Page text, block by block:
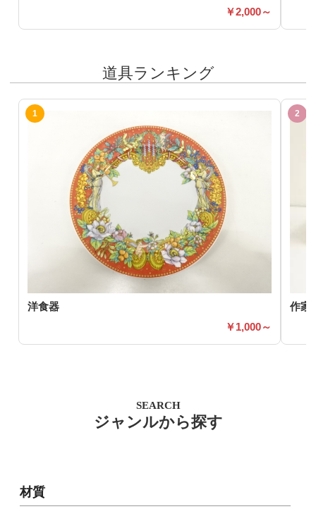
2,000～
道具ランキング
洋食器
1,000～
作家
SEARCH
ジャンルから探す
材質